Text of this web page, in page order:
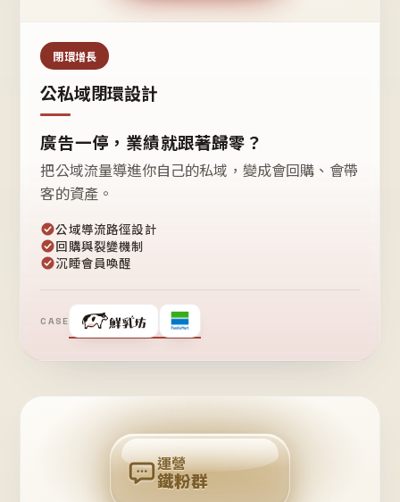
閉環增長
公私域閉環設計
廣告一停，業績就跟著歸零？
把公域流量導進你自己的私域，變成會回購、會帶
客的資產。
公域導流路徑設計
回購與裂變機制
沉睡會員喚醒
CASE
❤
粉
回
購
運營
鐵粉群